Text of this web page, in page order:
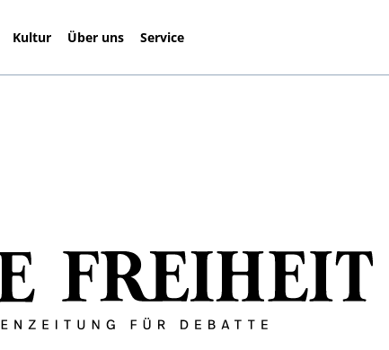
Kultur Über uns Service